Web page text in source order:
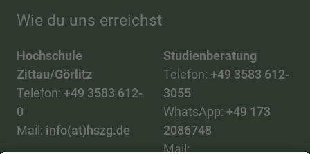
Wie du uns erreichst
Hochschule
Zittau/Görlitz
Telefon: +49 3583 612-
0
Mail: info(at)hszg.de
Studienberatung
Telefon: +49 3583 612-
3055
WhatsApp: +49 173
2086748
Mail: